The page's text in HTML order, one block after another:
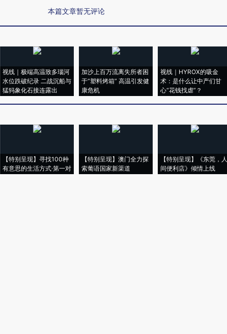
本篇文章暂无评论
视线｜极端高温致多瑙河
水位跌破纪录 二战沉船与
猛犸象化石接连露出
加沙上百万流离失所者困
于“塑料烤箱” 高温引发健
康危机
视线｜HYROX的吸金
术：是什么让中产们甘
心“花钱找虐”？
【特别呈现】寻找100种
有意思的生活方式·第一对
【特别呈现】澳门全力探
索葡语国家新渠道
【特别呈现】《东莞，人
间便利店》倾情上线